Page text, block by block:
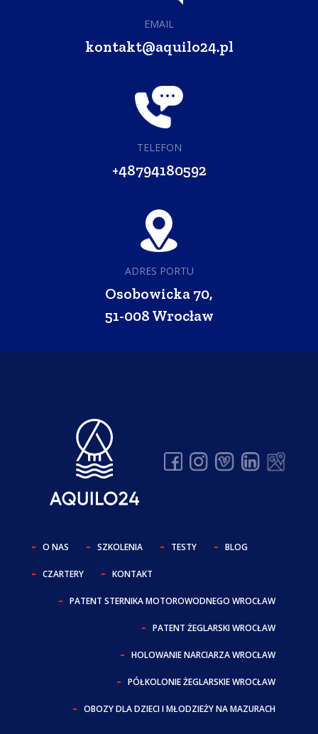
EMAIL
kontakt@aquilo24.pl
TELEFON
+48794180592
ADRES PORTU
Osobowicka 70,
51-008 Wrocław
O NAS SZKOLENIA TESTY BLOG
CZARTERY KONTAKT
PATENT STERNIKA MOTOROWODNEGO WROCŁAW
PATENT ŻEGLARSKI WROCŁAW
HOLOWANIE NARCIARZA WROCŁAW
PÓŁKOLONIE ŻEGLARSKIE WROCŁAW
OBOZY DLA DZIECI I MŁODZIEŻY NA MAZURACH